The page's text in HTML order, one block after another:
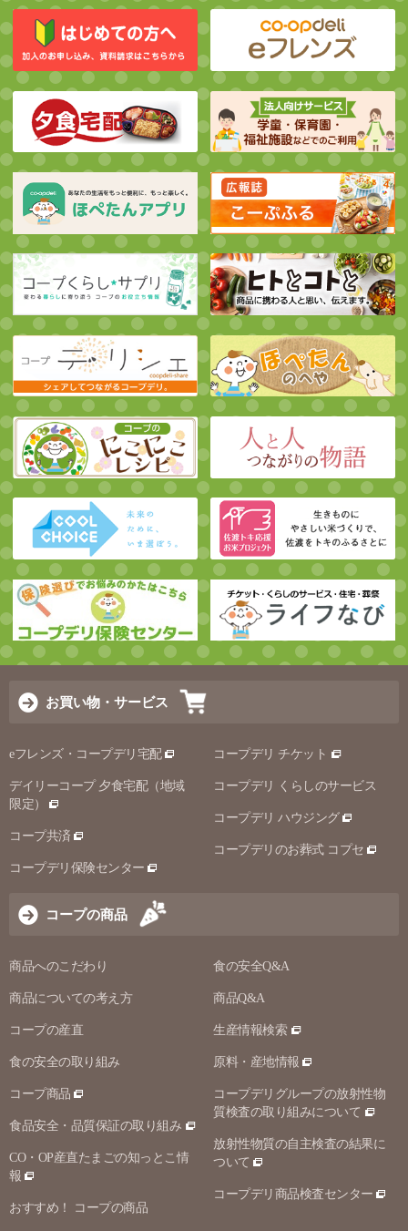
お買い物・サービス
eフレンズ・コープデリ宅配
デイリーコープ 夕食宅配（地域
限定）
コープ共済
コープデリ保険センター
コープデリ チケット
コープデリ くらしのサービス
コープデリ ハウジング
コープデリのお葬式 コプセ
コープの商品
商品へのこだわり
商品についての考え方
コープの産直
食の安全の取り組み
コープ商品
食品安全・品質保証の取り組み
CO・OP産直たまごの知っとこ情
報
おすすめ！ コープの商品
食の安全Q&A
商品Q&A
生産情報検索
原料・産地情報
コープデリグループの放射性物
質検査の取り組みについて
放射性物質の自主検査の結果に
ついて
コープデリ商品検査センター